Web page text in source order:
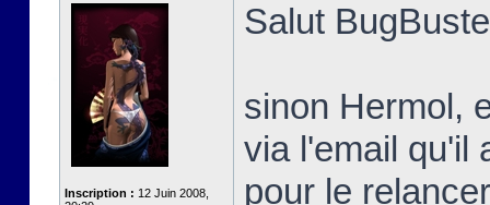
Inscription : 12 Juin 2008,
Salut
sinon Hermol,
via l'email qu'il
pour le